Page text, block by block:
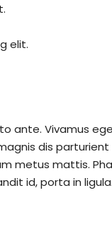
elit.
ante. Vivamus
dis
metus mattis.
id, porta in